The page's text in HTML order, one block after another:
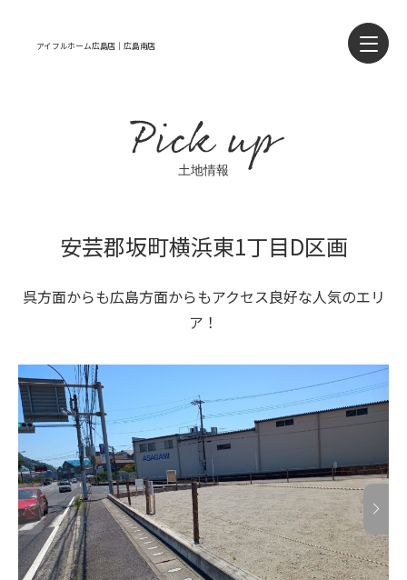
アイフルホーム広島店｜広島南店
Pick up
土地情報
安芸郡坂町横浜東1丁目D区画
呉方面からも広島方面からもアクセス良好な人気のエリ
ア！